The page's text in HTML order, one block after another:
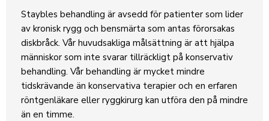
Staybles behandling är avsedd för patienter som lider
av kronisk rygg och bensmärta som antas förorsakas
diskbråck. Vår huvudsakliga målsättning är att hjälpa
människor som inte svarar tillräckligt på konservativ
behandling. Vår behandling är mycket mindre
tidskrävande än konservativa terapier och en erfaren
röntgenläkare eller ryggkirurg kan utföra den på mindre
än en timme.